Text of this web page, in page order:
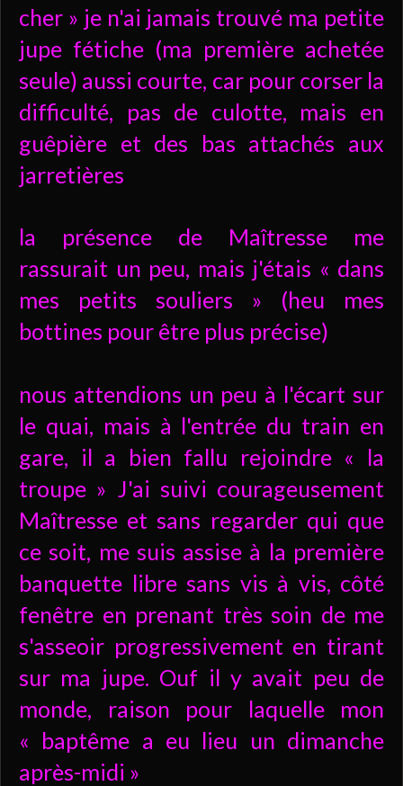
cher » je n'ai jamais trouvé ma petite
jupe fétiche (ma première achetée
seule) aussi courte, car pour corser la
difficulté, pas de culotte, mais en
guêpière et des bas attachés aux
jarretières
la présence de Maîtresse me
rassurait un peu, mais j'étais « dans
mes petits souliers » (heu mes
bottines pour être plus précise)
nous attendions un peu à l'écart sur
le quai, mais à l'entrée du train en
gare, il a bien fallu rejoindre « la
troupe » J'ai suivi courageusement
Maîtresse et sans regarder qui que
ce soit, me suis assise à la première
banquette libre sans vis à vis, côté
fenêtre en prenant très soin de me
s'asseoir progressivement en tirant
sur ma jupe. Ouf il y avait peu de
monde, raison pour laquelle mon
« baptême a eu lieu un dimanche
après-midi »